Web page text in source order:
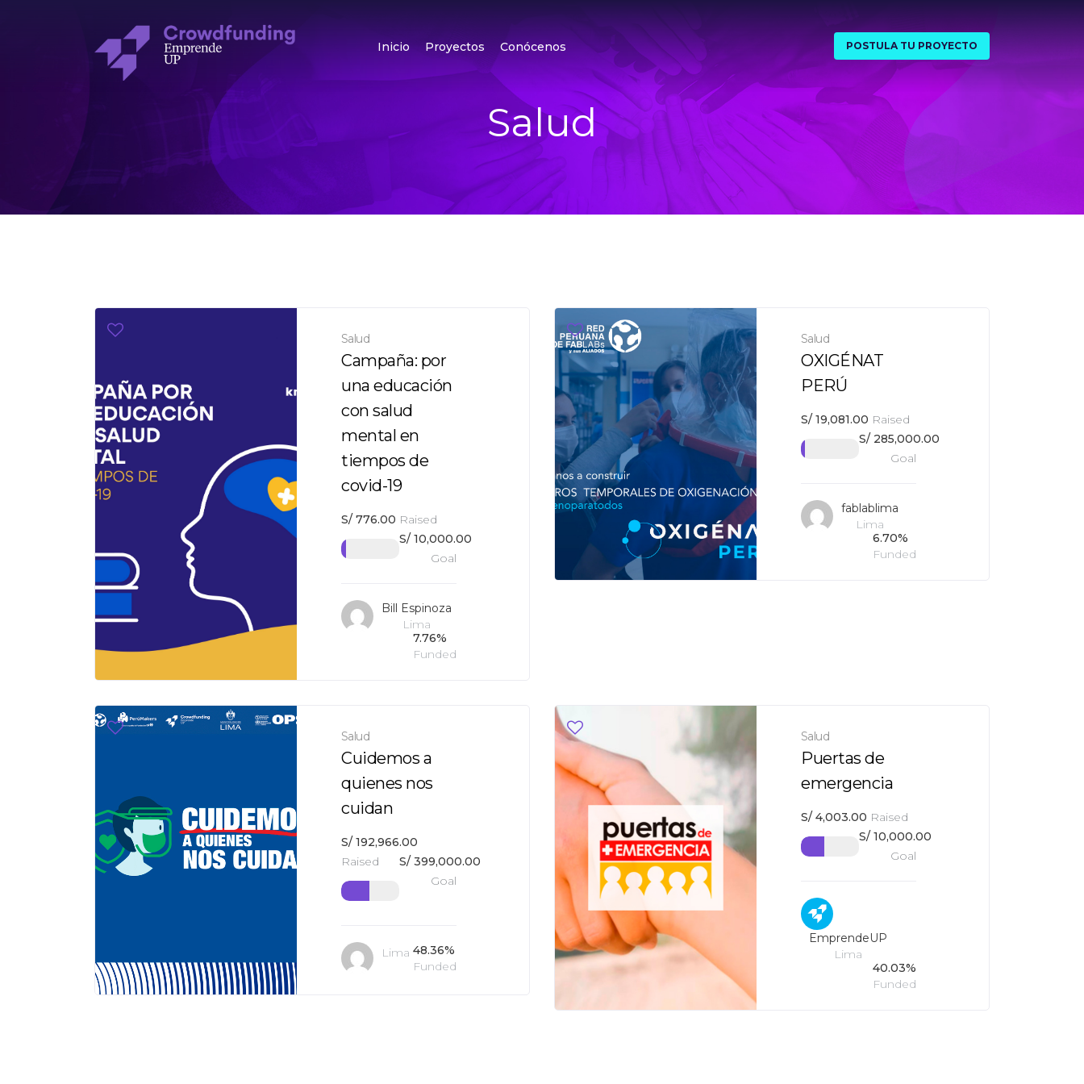
Inicio Proyectos Conócenos POSTULA TU PROYECTO
Salud
Salud
Campaña: por
una educación
con salud
mental en
tiempos de
covid-19
S/ 776.00 Raised
S/10,000.00
Goal
Bill Espinoza
Lima
7.76%
Funded
Salud
OXIGÉNAT
PERÚ
S/ 19,081.00 Raised
S/285,000.00
Goal
fablablima
Lima
6.70%
Funded
Salud
Cuidemos a
quienes nos
cuidan
S/ 192,966.00
Raised
S/399,000.00
Goal
Lima 48.36%
Funded
Salud
Puertas de
emergencia
S/ 4,003.00 Raised
S/10,000.00
Goal
EmprendeUP
Lima
40.03%
Funded